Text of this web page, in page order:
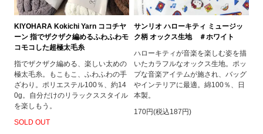
KIYOHARA Kokichi Yarn ココチヤ
ーン 指でザクザク編めるふわふわモ
コモコした超極太毛糸
指でザクザク編める、楽しい太めの
極太毛糸。もこもこ、ふわふわの手
ざわり。ポリエステル100％、約14
0g。自分だけのリラックススタイル
を楽しもう。
SOLD OUT
サンリオ ハローキティ ミュージッ
ク柄 オックス生地 ＃ホワイト
ハローキティが音楽を楽しむ姿を描
いたカラフルなオックス生地。ポッ
プな音楽アイテムが施され、バッグ
やインテリアに最適。綿100％、日
本製。
170円(税込187円)